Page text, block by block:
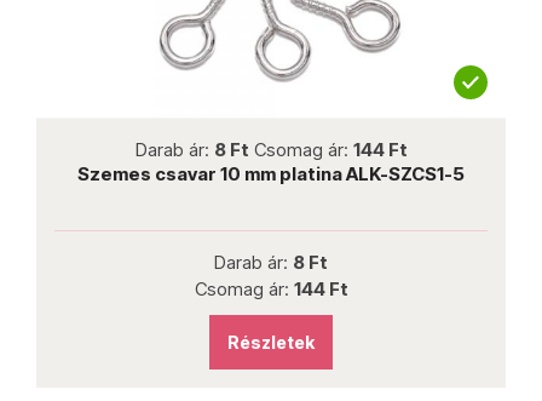
Darab ár: 8 Ft Csomag ár: 144 Ft
Szemes csavar 10 mm platina ALK-SZCS1-5
Darab ár: 8 Ft
Csomag ár: 144 Ft
Részletek